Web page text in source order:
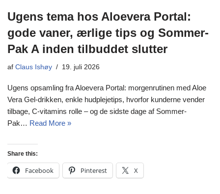
Ugens tema hos Aloevera Portal:
gode vaner, ærlige tips og Sommer-
Pak A inden tilbuddet slutter
af Claus Ishøy 19. juli 2026
Ugens opsamling fra Aloevera Portal: morgenrutinen med Aloe
Vera Gel-drikken, enkle hudplejetips, hvorfor kunderne vender
tilbage, C-vitamins rolle – og de sidste dage af Sommer-
Pak… Read More »
Share this:
Facebook Pinterest X